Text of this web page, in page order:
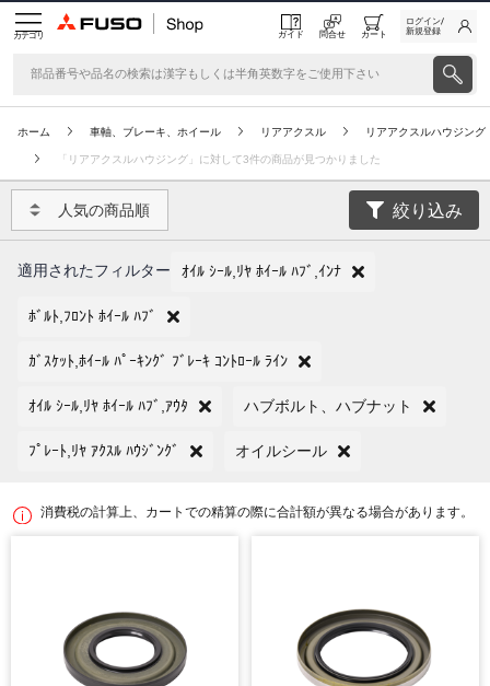
カテゴリ ガイド 問合せ カート
ログイン/
新規登録
ホーム 車軸、ブレーキ、ホイール リアアクスル リアアクスルハウジング
「リアアクスルハウジング」に対して3件の商品が見つかりました
人気の商品順 絞り込み
適用されたフィルター ｵｲﾙ ｼｰﾙ,ﾘﾔ ﾎｲｰﾙ ﾊﾌﾞ,ｲﾝﾅ
ﾎﾞﾙﾄ,ﾌﾛﾝﾄ ﾎｲｰﾙ ﾊﾌﾞ
ｶﾞｽｹｯﾄ,ﾎｲｰﾙ ﾊﾟｰｷﾝｸﾞ ﾌﾞﾚｰｷ ｺﾝﾄﾛｰﾙ ﾗｲﾝ
ｵｲﾙ ｼｰﾙ,ﾘﾔ ﾎｲｰﾙ ﾊﾌﾞ,ｱｳﾀ ハブボルト、ハブナット
ﾌﾟﾚｰﾄ,ﾘﾔ ｱｸｽﾙ ﾊｳｼﾞﾝｸﾞ オイルシール
消費税の計算上、カートでの精算の際に合計額が異なる場合があります。